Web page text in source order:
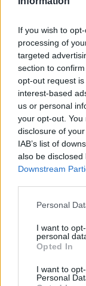
If you wish to
processing of
targeted
section to
opt-out request
interest-based
us or personal
your opt-out.
disclosure of
IAB’s list of
also be
Downstream
Please note that
not limited to
grant or deny
use your data
consent section.
Personal
I want to
personal
Opted In
I want to
Personal
Belépés e-
Belépés
Régi
Lépj be
az e-mail
Párduc
@parduc
ezekkel az